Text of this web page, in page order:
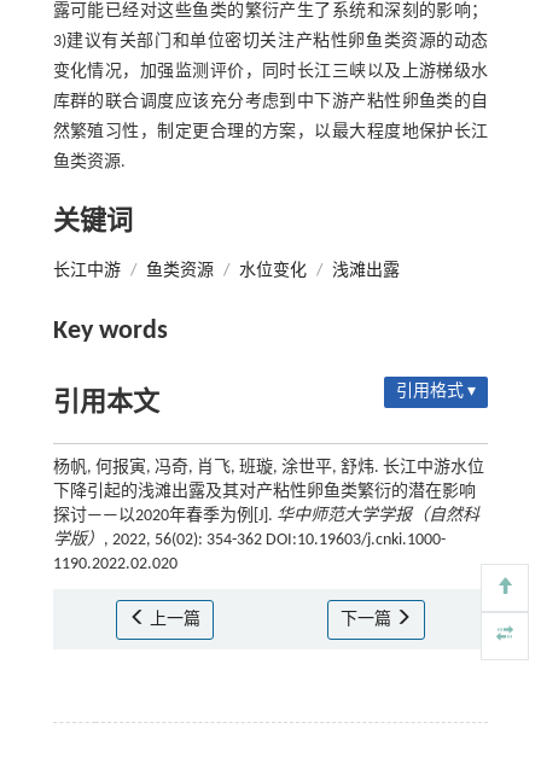
露可能已经对这些鱼类的繁衍产生了系统和深刻的影响；
3)建议有关部门和单位密切关注产粘性卵鱼类资源的动态
变化情况，加强监测评价，同时长江三峡以及上游梯级水
库群的联合调度应该充分考虑到中下游产粘性卵鱼类的自
然繁殖习性，制定更合理的方案，以最大程度地保护长江
鱼类资源.
关键词
长江中游 / 鱼类资源 / 水位变化 / 浅滩出露
Key words
引用本文 引用格式 ▾
杨帆, 何报寅, 冯奇, 肖飞, 班璇, 涂世平, 舒炜. 长江中游水位
下降引起的浅滩出露及其对产粘性卵鱼类繁衍的潜在影响
探讨——以2020年春季为例[J]. 华中师范大学学报（自然科
学版） , 2022, 56(02): 354-362 DOI:10.19603/j.cnki.1000-
1190.2022.02.020
上一篇 下一篇